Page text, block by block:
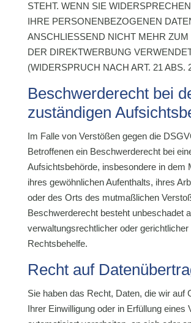
STEHT. WENN SIE
IHRE PERSONENBEZOGENEN
ANSCHLIESSEND NICHT MEHR ZUM
DER DIREKTWERBUNG
(WIDERSPRUCH NACH ART. 21 ABS.
Beschwerde­recht bei
zuständigen
Im Falle von Verstößen gegen die
Betroffenen ein Beschwerderecht bei
Aufsichtsbehörde, insbesondere in dem
ihres gewöhnlichen Aufenthalts, ihres
oder des Orts des mutmaßlichen
Beschwerderecht besteht unbeschadet
verwaltungsrechtlicher oder gerichtlicher
Rechtsbehelfe.
Recht auf
Sie haben das Recht, Daten, die wir auf
Ihrer Einwilligung oder in Erfüllung eines